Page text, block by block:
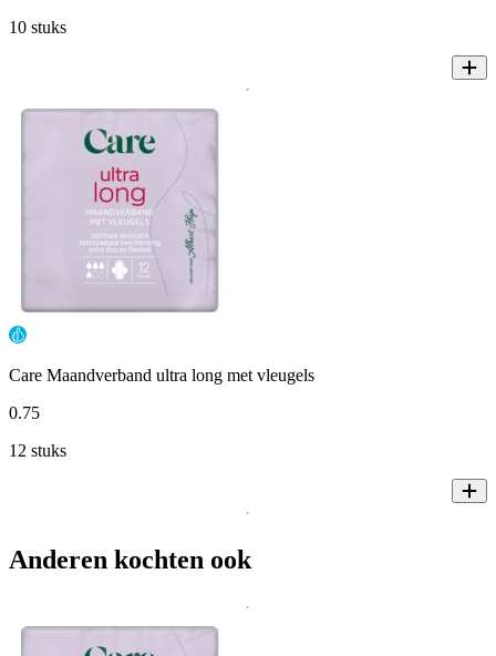
10 stuks
Care Maandverband ultra long met vleugels
0.75
12 stuks
Anderen kochten ook